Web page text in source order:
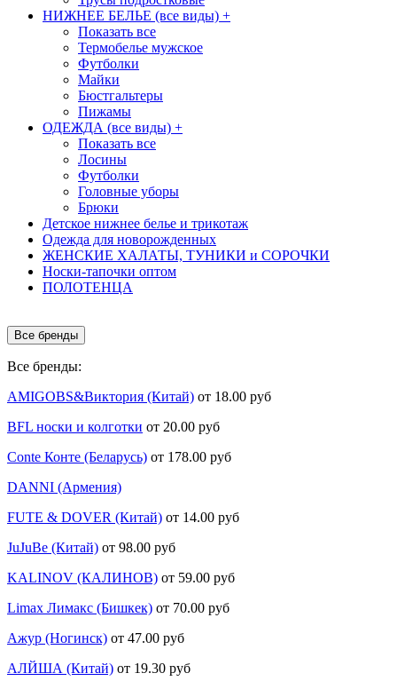
НИЖНЕЕ БЕЛЬЕ (все виды) +
Показать все
Термобелье мужское
Футболки
Майки
Бюстгальтеры
Пижамы
ОДЕЖДА (все виды) +
Показать все
Лосины
Футболки
Головные уборы
Брюки
Детское нижнее белье и трикотаж
Одежда для новорожденных
ЖЕНСКИЕ ХАЛАТЫ, ТУНИКИ и СОРОЧКИ
Носки-тапочки оптом
ПОЛОТЕНЦА
Все бренды
Все бренды:
AMIGOBS&Виктория (Китай) от 18.00 руб
BFL носки и колготки от 20.00 руб
Conte Конте (Беларусь) от 178.00 руб
DANNI (Армения)
FUTE & DOVER (Китай) от 14.00 руб
JuJuBe (Китай) от 98.00 руб
KALINOV (КАЛИНОВ) от 59.00 руб
Limax Лимакс (Бишкек) от 70.00 руб
Ажур (Ногинск) от 47.00 руб
АЛЙША (Китай) от 19.30 руб